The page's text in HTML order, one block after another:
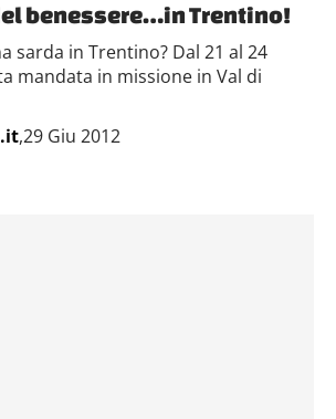
benessere…in Trentino!
sarda in Trentino? Dal 21 al 24
mandata in missione in Val di
,29 Giu 2012